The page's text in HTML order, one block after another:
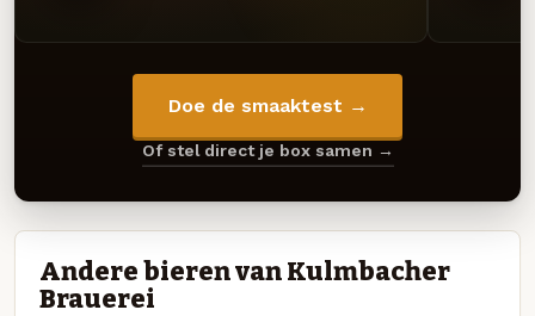
Doe de smaaktest →
Of stel direct je box samen →
Andere bieren van Kulmbacher
Brauerei